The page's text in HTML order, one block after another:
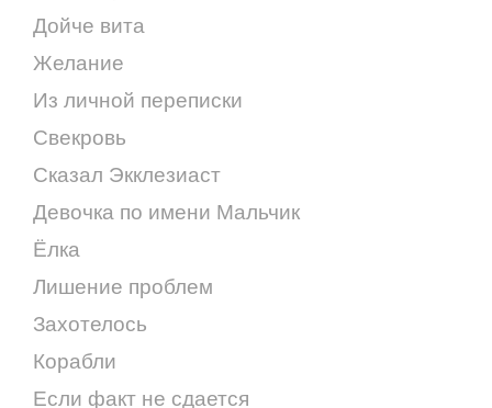
Дойче вита
Желание
Из личной переписки
Свекровь
Сказал Экклезиаст
Девочка по имени Мальчик
Ёлка
Лишение проблем
Захотелось
Корабли
Если факт не сдается